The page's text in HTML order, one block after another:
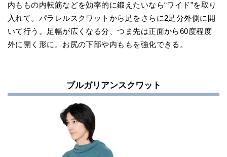
内ももの内転筋などを効率的に鍛えたいなら“ワイド”を取り
入れて。パラレルスクワットから足をさらに2足分外側に開
いて行う。足幅が広くなる分、つま先は正面から60度程度
外に開く形に。お尻の下部や内ももを強化できる。
ブルガリアンスクワット